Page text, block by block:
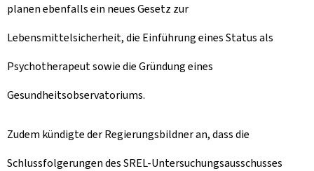
planen ebenfalls ein neues Gesetz zur
Lebensmittelsicherheit, die Einführung eines Status als
Psychotherapeut sowie die Gründung eines
Gesundheitsobservatoriums.
Zudem kündigte der Regierungsbildner an, dass die
Schlussfolgerungen des SREL-Untersuchungsausschusses